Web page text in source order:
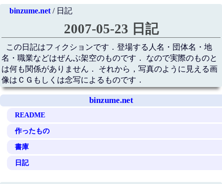
binzume.net/ 日記
2007-05-23 日記
この日記はフィクションです．登場する人名・団体名・地
名・職業などはぜんぶ架空のものです． なので実際のものと
は何も関係がありません． それから，写真のように見える画
像はＣＧもしくは念写によるものです．
binzume.net
README
作ったもの
書庫
日記